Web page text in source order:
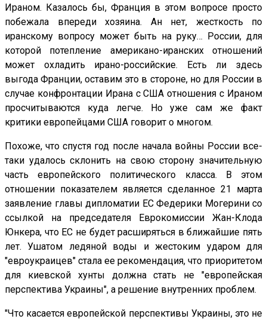
Ираном. Казалось бы, Франция в этом вопросе просто
побежала впереди хозяина. Ан нет, жесткость по
иранскому вопросу может быть на руку… России, для
которой потепление американо-иранских отношений
может охладить ирано-российские. Есть ли здесь
выгода Франции, оставим это в стороне, но для России в
случае конфронтации Ирана с США отношения с Ираном
просчитываются куда легче. Но уже сам же факт
критики европейцами США говорит о многом.
Похоже, что спустя год после начала войны России все-
таки удалось склонить на свою сторону значительную
часть европейского политического класса. В этом
отношении показателем является сделанное 21 марта
заявление главы дипломатии ЕС Федерики Могерини со
ссылкой на председателя Еврокомиссии Жан-Клода
Юнкера, что ЕС не будет расширяться в ближайшие пять
лет. Ушатом ледяной воды и жестоким ударом для
"евроукраицев" стала ее рекомендация, что приоритетом
для киевской хунты должна стать не "европейская
перспектива Украины", а решение внутренних проблем.
"Что касается европейской перспективы Украины, это не